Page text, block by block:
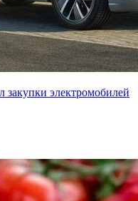
закупки электромобилей